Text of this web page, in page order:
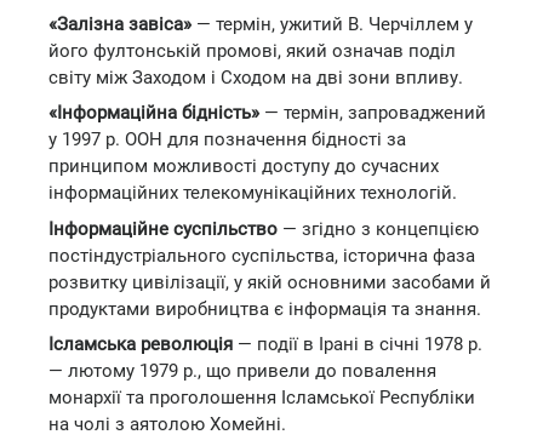
«Залізна завіса» — термін, ужитий В. Черчіллем у
його фултонській промові, який означав поділ
світу між Заходом і Сходом на дві зони впливу.
«Інформаційна бідність» — термін, запроваджений
у 1997 р. ООН для позначення бідності за
принципом можливості доступу до сучасних
інформаційних телекомунікаційних технологій.
Інформаційне суспільство — згідно з концепцією
постіндустріального суспільства, історична фаза
розвитку цивілізації, у якій основними засобами й
продуктами виробництва є інформація та знання.
Ісламська революція — події в Ірані в січні 1978 р.
— лютому 1979 р., що привели до повалення
монархії та проголошення Ісламської Республіки
на чолі з аятолою Хомейні.